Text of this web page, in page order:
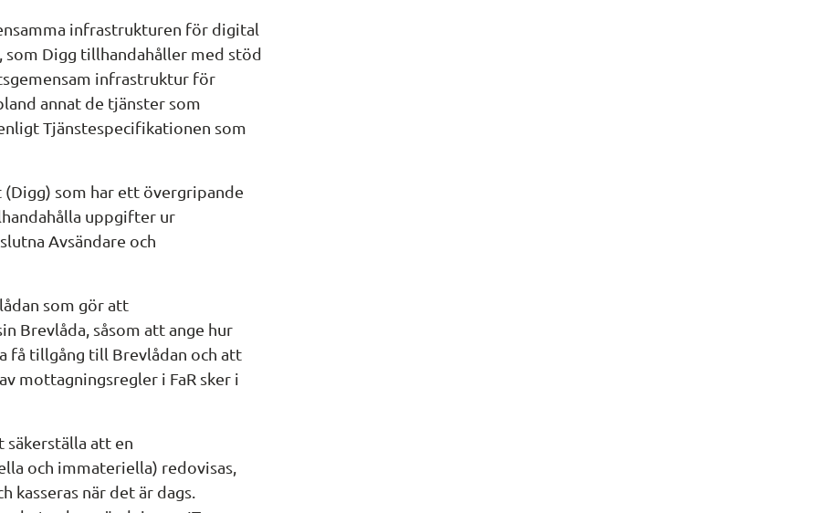
infrastrukturen för digital
Digg tillhandahåller med stöd
infrastruktur för
annat de tjänster som
Tjänstespecifikationen som
(Digg) som har ett övergripande
uppgifter ur
Avsändare och
som gör att
Brevlåda, såsom att ange hur
få tillgång till Brevlådan och att
mottagningsregler i FaR sker i
säkerställa att en
och immateriella) redovisas,
kasseras när det är dags.